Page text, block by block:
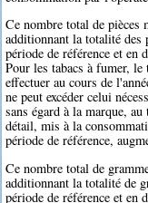
Ce nombre total de pièces
additionnant la totalité des
période de référence et en
Pour les tabacs à fumer,
effectuer au cours de
ne peut excéder celui
sans égard à la marque,
détail, mis à la
période de référence,
Ce nombre total de
additionnant la totalité de
période de référence et en